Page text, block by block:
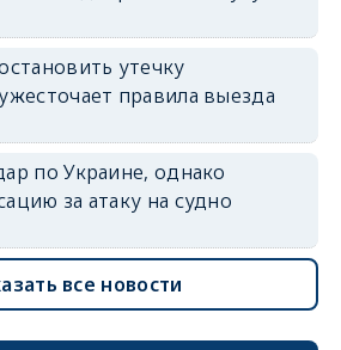
утечку
правила выезда
по Украине, однако
за атаку на судно
все новости